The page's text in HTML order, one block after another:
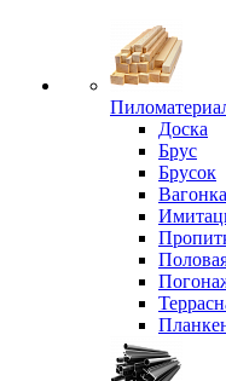
Доска
Брус
Брусок
Вагонка